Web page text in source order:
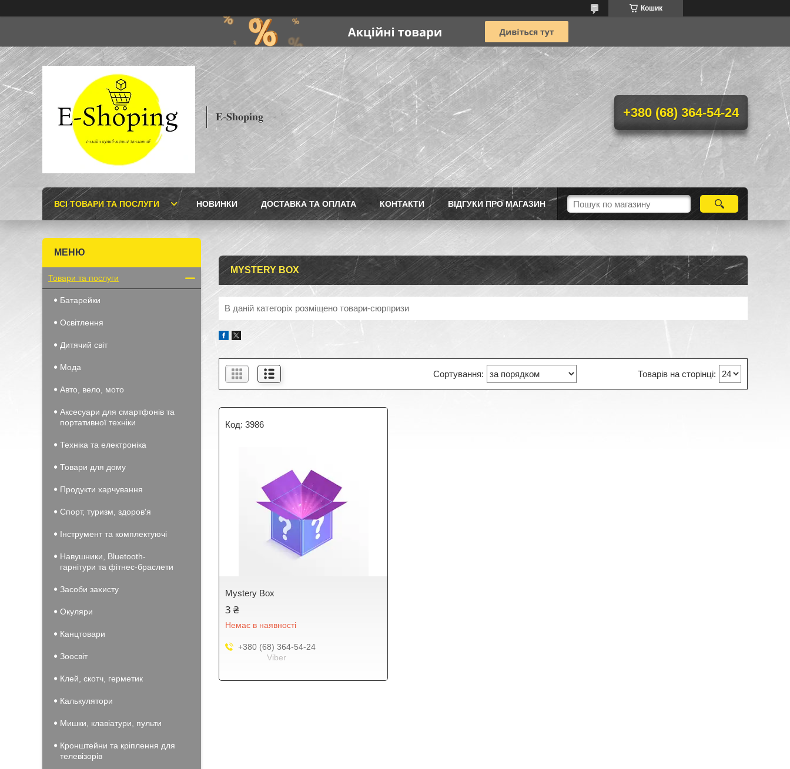
Кошик
𝐄-𝐒𝐡𝐨𝐩𝐢𝐧𝐠 +380 (68) 364-54-24
ВСІ ТОВАРИ ТА ПОСЛУГИ НОВИНКИ ДОСТАВКА ТА ОПЛАТА КОНТАКТИ ВІДГУКИ ПРО МАГАЗИН
MYSTERY BOX
В даній категоріх розміщено товари-сюрпризи
3986
Mystery Box
3 ₴
Немає в наявності
+380 (68) 364-54-24
Viber
Товари та послуги
Батарейки
Освітлення
Дитячий світ
Мода
Авто, вело, мото
Аксесуари для смартфонів та
портативної техніки
Техніка та електроніка
Товари для дому
Продукти харчування
Спорт, туризм, здоров'я
Інструмент та комплектуючі
Навушники, Bluetooth-
гарнітури та фітнес-браслети
Засоби захисту
Окуляри
Канцтовари
Зоосвіт
Клей, скотч, герметик
Калькулятори
Мишки, клавіатури, пульти
Кронштейни та кріплення для
телевізорів